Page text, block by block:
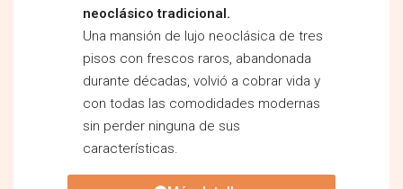
neoclásico tradicional.
Una mansión de lujo neoclásica de tres
pisos con frescos raros, abandonada
durante décadas, volvió a cobrar vida y
con todas las comodidades modernas
sin perder ninguna de sus
características.